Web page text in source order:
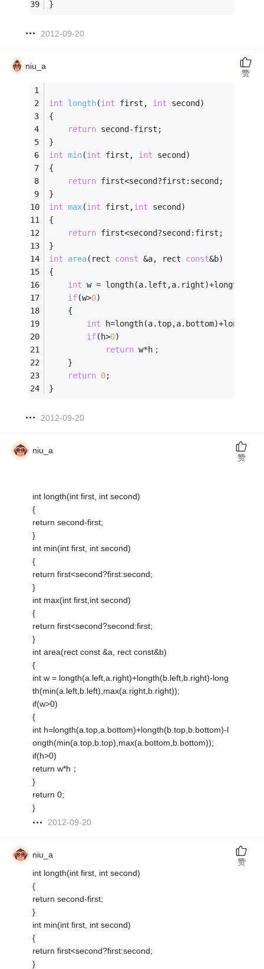
}
2012-09-20
niu_a
int longth(int first, int second)
{
return second-first;
}
int min(int first, int second)
{
return first<second?first:second;
}
int max(int first,int second)
{
return first<second?second:first;
}
int
area(rect const &a, rect const&b)
{
int w =
if(w>0)
	{
int
if(h>0)
return w*h；
	}
return 0;
}
2012-09-20
赞
niu_a
int longth(int first, int second)
{
return second-first;
}
int min(int first, int second)
{
return first<second?first:second;
}
int max(int first,int second)
{
return first<second?second:first;
}
int area(rect const &a, rect const&b)
{
int w = longth(a.left,a.right)+longth(b.left,b.right)-long
th(min(a.left,b.left),max(a.right,b.right));
if(w>0)
{
int h=longth(a.top,a.bottom)+longth(b.top,b.bottom)-l
ongth(min(a.top,b.top),max(a.bottom,b.bottom));
if(h>0)
return w*h；
}
return 0;
}
2012-09-20
赞
niu_a
int longth(int first, int second)
{
return second-first;
}
int min(int first, int second)
{
return first<second?first:second;
}
赞